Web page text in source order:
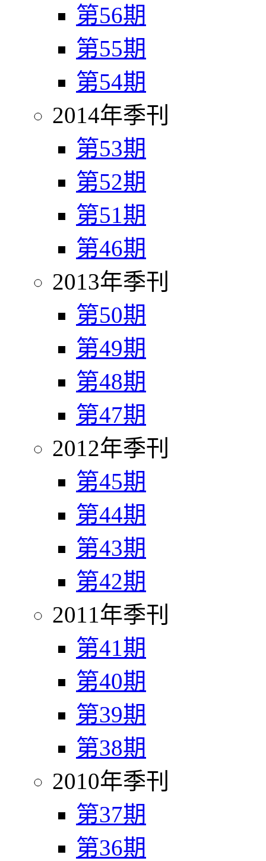
第56期
第55期
第54期
2014年季刊
第53期
第52期
第51期
第46期
2013年季刊
第50期
第49期
第48期
第47期
2012年季刊
第45期
第44期
第43期
第42期
2011年季刊
第41期
第40期
第39期
第38期
2010年季刊
第37期
第36期